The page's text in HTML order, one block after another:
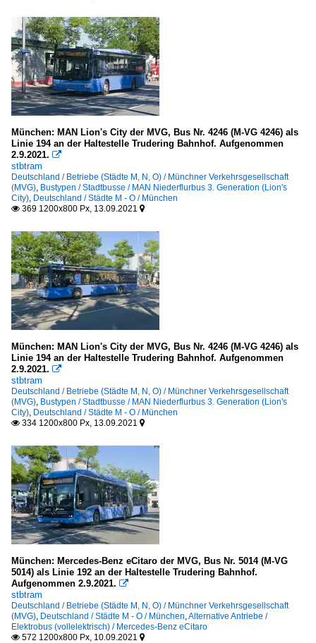
München: MAN Lion's City der MVG, Bus Nr. 4246 (M-VG 4246) als
Linie 194 an der Haltestelle Trudering Bahnhof. Aufgenommen
2.9.2021. 
stbtram
Deutschland / Betriebe (Städte M, N, O) / Münchner Verkehrsgesellschaft
(MVG), Bustypen / Stadtbusse / MAN Niederflurbus 3. Generation (Lion's
City), Deutschland / Städte M - O / München
 369 1200x800 Px, 13.09.2021 
München: MAN Lion's City der MVG, Bus Nr. 4246 (M-VG 4246) als
Linie 194 an der Haltestelle Trudering Bahnhof. Aufgenommen
2.9.2021. 
stbtram
Deutschland / Betriebe (Städte M, N, O) / Münchner Verkehrsgesellschaft
(MVG), Bustypen / Stadtbusse / MAN Niederflurbus 3. Generation (Lion's
City), Deutschland / Städte M - O / München
 334 1200x800 Px, 13.09.2021 
München: Mercedes-Benz eCitaro der MVG, Bus Nr. 5014 (M-VG
5014) als Linie 192 an der Haltestelle Trudering Bahnhof.
Aufgenommen 2.9.2021. 
stbtram
Deutschland / Betriebe (Städte M, N, O) / Münchner Verkehrsgesellschaft
(MVG), Deutschland / Städte M - O / München,Alternative Antriebe /
Elektrobus (vollelektrisch) / Mercedes-Benz eCitaro
 572 1200x800 Px, 10.09.2021 